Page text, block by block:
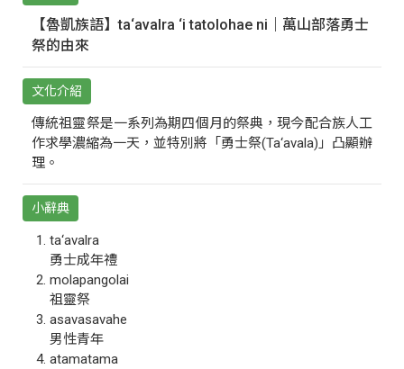
【魯凱族語】ta‘avalra ‘i tatolohae ni｜萬山部落勇士
祭的由來
文化介紹
傳統祖靈祭是一系列為期四個月的祭典，現今配合族人工
作求學濃縮為一天，並特別將「勇士祭(Ta‘avala)」凸顯辦
理。
小辭典
ta‘avalra
勇士成年禮
molapangolai
祖靈祭
asavasavahe
男性青年
atamatama